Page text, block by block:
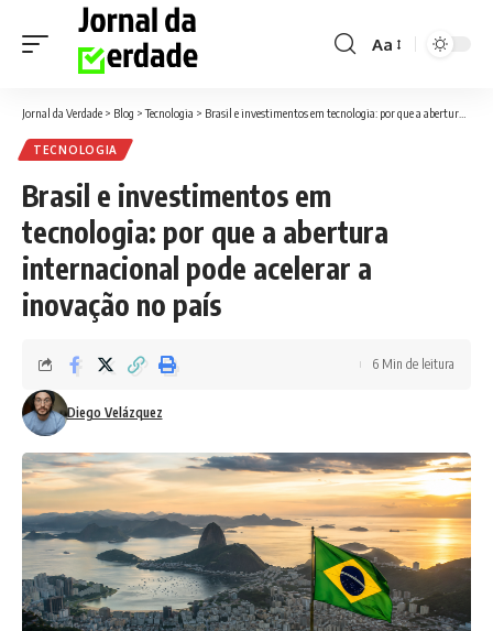
Font
Aa
Jornal da Verdade > Blog >Tecnologia > Brasil e investimentos em tecnologia: por que a abertura internacional pode acelerar a inovação no país
TECNOLOGIA
Brasil e investimentos em
tecnologia: por que a abertura
internacional pode acelerar a
inovação no país
Diego Velázquez
6 Min de leitura